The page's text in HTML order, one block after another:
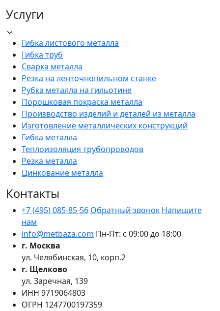
Услуги
Гибка листового металла
Гибка труб
Сварка металла
Резка на ленточнопильном станке
Рубка металла на гильотине
Порошковая покраска металла
Производство изделий и деталей из металла
Изготовление металлических конструкций
Гибка металла
Теплоизоляция трубопроводов
Резка металла
Цинкование металла
Контакты
+7 (495) 085-85-56 Обратный звонок Напишите
нам
info@metbaza.com Пн-Пт: с 09:00 до 18:00
г. Москва
ул. Челябинская, 10, корп.2
г. Щелково
ул. Заречная, 139
ИНН 9719064803
ОГРН 1247700197359